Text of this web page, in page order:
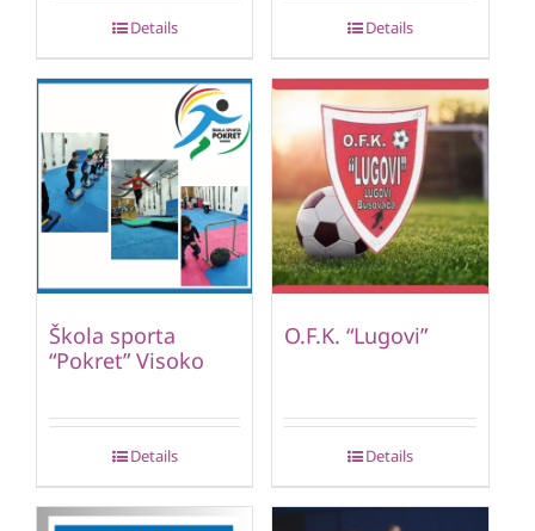
Details Details
Škola sporta
“Pokret” Visoko
Details
O.F.K. “Lugovi”
Details